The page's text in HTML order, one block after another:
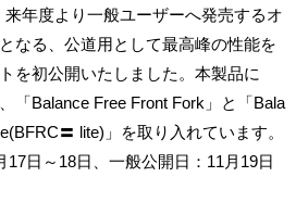
来年度より一般ユーザーへ発売するオ
なる、公道用として最高峰の性能を
を初公開いたしました。本製品に
「Balance Free Front Fork」と「Bala
〓 lite)」を取り入れています。
17日～18日、一般公開日：11月19日